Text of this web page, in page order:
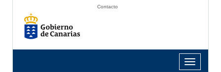
Contacto
Toggle
navigation